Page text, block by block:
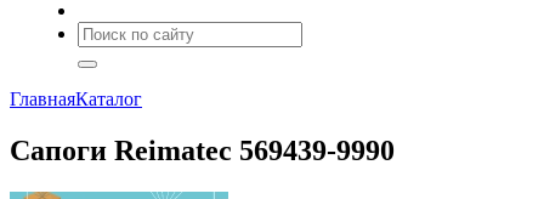
ГлавнаяКаталог
Сапоги Reimatec 569439-9990